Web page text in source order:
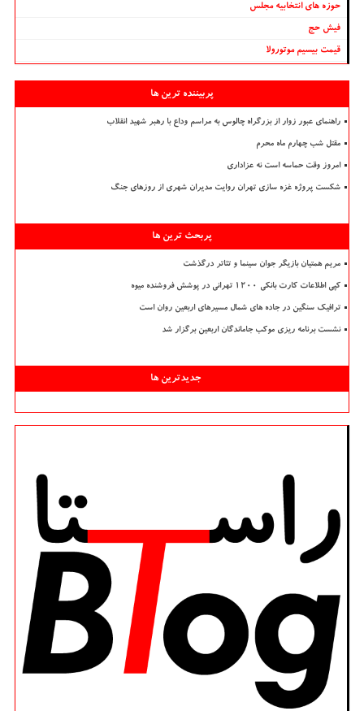
حوزه های انتخابیه مجلس
فیش حج
قیمت بیسیم موتورولا
پربیننده ترین ها
راهنمای عبور زوار از بزرگراه چالوس به مراسم وداع با رهبر شهید انقلاب
مقتل شب چهارم ماه محرم
امروز وقت حماسه است نه عزاداری
شکست پروژه غزه سازی تهران روایت مدیران شهری از روزهای جنگ
پربحث ترین ها
مریم همتیان بازیگر جوان سینما و تئاتر درگذشت
کپی اطلاعات کارت بانکی ۱۲۰۰ تهرانی در پوشش فروشنده میوه
ترافیک سنگین در جاده های شمال مسیرهای اربعین روان است
نشست برنامه ریزی موکب جاماندگان اربعین برگزار شد
جدیدترین ها